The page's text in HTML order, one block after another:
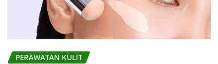
PERAWATAN KULIT